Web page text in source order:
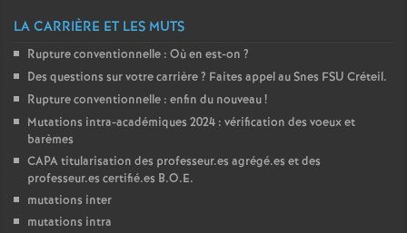
é
O
r
l
LA CARRIÈRE ET LES MUTS
Rupture conventionnelle : Où en est-on ?
Des questions sur votre carrière? Faites appel au Snes FSU Créteil.
Rupture conventionnelle : enfin du nouveau!
Mutations intra-académiques 2024 : vérification des voeux et
barèmes
CAPAtitularisation des professeur.es agrégé.es et des
professeur.es certifié.es B.O.E.
mutations inter
mutations intra